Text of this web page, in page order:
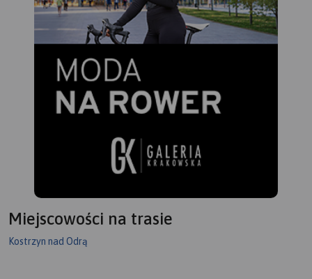
Miejscowości na trasie
Kostrzyn nad Odrą